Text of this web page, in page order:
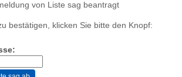
von Liste sag beantragt
bestätigen, klicken Sie bitte den Knopf: